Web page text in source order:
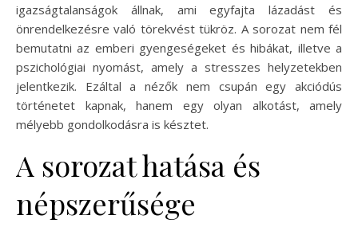
igazságtalanságok állnak, ami egyfajta lázadást és
önrendelkezésre való törekvést tükröz. A sorozat nem fél
bemutatni az emberi gyengeségeket és hibákat, illetve a
pszichológiai nyomást, amely a stresszes helyzetekben
jelentkezik. Ezáltal a nézők nem csupán egy akciódús
történetet kapnak, hanem egy olyan alkotást, amely
mélyebb gondolkodásra is késztet.
A sorozat hatása és
népszerűsége